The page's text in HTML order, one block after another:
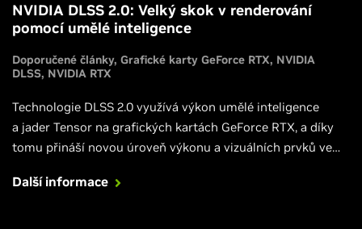
NVIDIA DLSS 2.0: Velký skok v renderování
pomocí umělé inteligence
Doporučené články Grafické karty GeForce RTX NVIDIA
DLSS NVIDIA RTX
Technologie DLSS 2.0 využívá výkon umělé inteligence
a jader Tensor na grafických kartách GeForce RTX, a díky
tomu přináší novou úroveň výkonu a vizuálních prvků ve
Mercenaries a tento týden přichází ve hře Control.
Další informace